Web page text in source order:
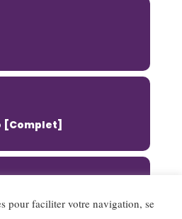
[Complet]
pour faciliter votre navigation, se